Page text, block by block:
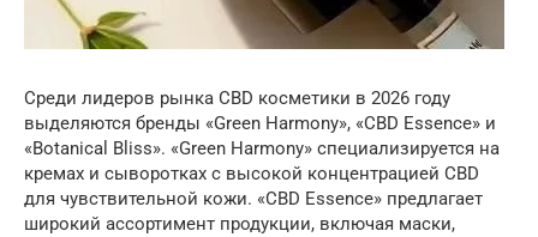
Среди лидеров рынка CBD косметики в 2026 году
выделяются бренды «Green Harmony», «CBD Essence» и
«Botanical Bliss». «Green Harmony» специализируется на
кремах и сыворотках с высокой концентрацией CBD
для чувствительной кожи. «CBD Essence» предлагает
широкий ассортимент продукции, включая маски,